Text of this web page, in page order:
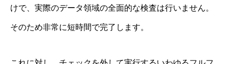
けで、実際のデータ領域の全面的な検査は行いません。
そのため非常に短時間で完了します。